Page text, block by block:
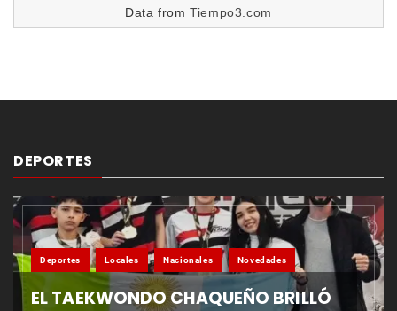
Data fromTiempo3.com
DEPORTES
Deportes Locales Nacionales Novedades
EL TAEKWONDO CHAQUEÑO BRILLÓ